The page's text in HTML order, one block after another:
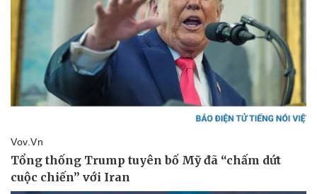
Doanh nghiệp
Thông tin doanh nghiệp
Doanh nghiệp 24h
Công nghệ
Sành điệu
Tin Công nghệ
Trải nghiệm